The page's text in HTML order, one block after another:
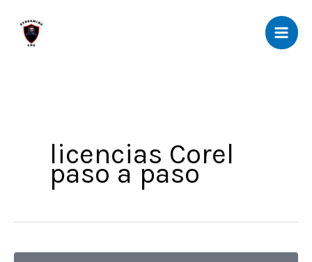
contenido
licencias Corel
paso a paso